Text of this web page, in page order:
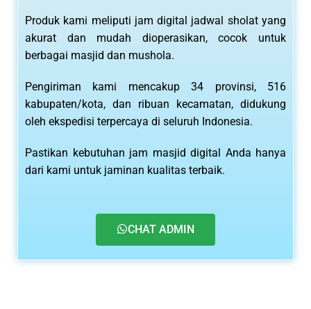
Produk kami meliputi jam digital jadwal sholat yang
akurat dan mudah dioperasikan, cocok untuk
berbagai masjid dan mushola.
Pengiriman kami mencakup 34 provinsi, 516
kabupaten/kota, dan ribuan kecamatan, didukung
oleh ekspedisi terpercaya di seluruh Indonesia.
Pastikan kebutuhan jam masjid digital Anda hanya
dari kami untuk jaminan kualitas terbaik.
CHAT ADMIN